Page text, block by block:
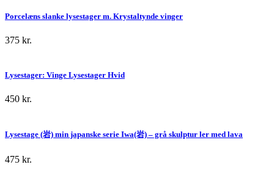
Porcelæns slanke lysestager m. Krystaltynde vinger
375 kr.
Lysestager: Vinge Lysestager Hvid
450 kr.
Lysestage (岩) min japanske serie Iwa(岩) – grå skulptur ler med lava
475 kr.